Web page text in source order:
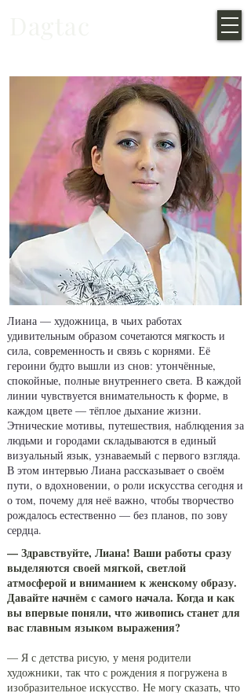
Лиана — художница, в чьих работах
удивительным образом сочетаются мягкость и
сила, современность и связь с корнями. Её
героини будто вышли из снов: утончённые,
спокойные, полные внутреннего света. В каждой
линии чувствуется внимательность к форме, в
каждом цвете — тёплое дыхание жизни.
Этнические мотивы, путешествия, наблюдения за
людьми и городами складываются в единый
визуальный язык, узнаваемый с первого взгляда.
В этом интервью Лиана рассказывает о своём
пути, о вдохновении, о роли искусства сегодня и
о том, почему для неё важно, чтобы творчество
рождалось естественно — без планов, по зову
сердца.
— Здравствуйте, Лиана! Ваши работы сразу
выделяются своей мягкой, светлой
атмосферой и вниманием к женскому образу.
Давайте начнём с самого начала. Когда и как
вы впервые поняли, что живопись станет для
вас главным языком выражения?
— Я с детства рисую, у меня родители
художники, так что с рождения я погружена в
изобразительное искусство. Не могу сказать, что